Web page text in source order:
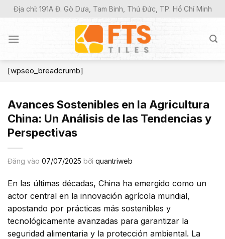
dung
Địa chỉ: 191A Đ. Gò Dưa, Tam Binh, Thủ Đức, TP. Hồ Chí Minh
[wpseo_breadcrumb]
Avances Sostenibles en la Agricultura
China: Un Análisis de las Tendencias y
Perspectivas
Đăng vào 07/07/2025 bởi quantriweb
En las últimas décadas, China ha emergido como un
actor central en la innovación agrícola mundial,
apostando por prácticas más sostenibles y
tecnológicamente avanzadas para garantizar la
seguridad alimentaria y la protección ambiental. La